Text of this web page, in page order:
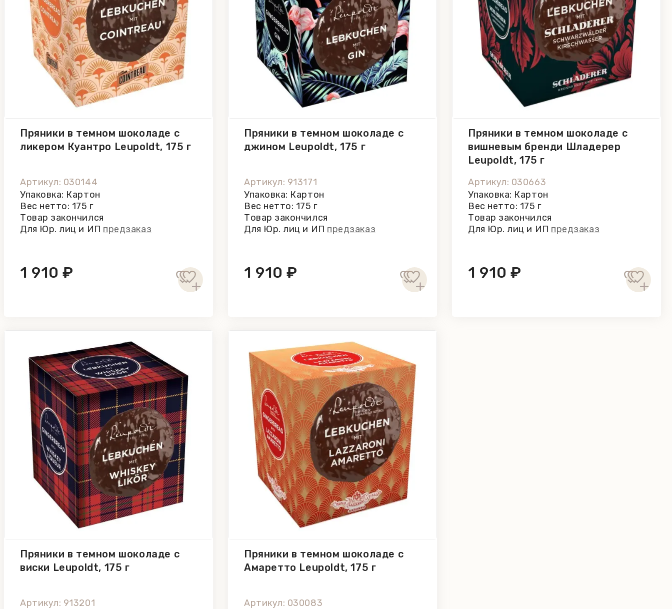
Пряники в темном шоколаде с
ликером Куантро Leupoldt, 175 г
Артикул: 030144
Упаковка: Картон
Вес нетто: 175 г
Товар закончился
Для Юр. лиц и ИП предзаказ
1 910 ₽
Пряники в темном шоколаде с
джином Leupoldt, 175 г
Артикул: 913171
Упаковка: Картон
Вес нетто: 175 г
Товар закончился
Для Юр. лиц и ИП предзаказ
1 910 ₽
Пряники в темном шоколаде с
вишневым бренди Шладерер
Leupoldt, 175 г
Артикул: 030663
Упаковка: Картон
Вес нетто: 175 г
Товар закончился
Для Юр. лиц и ИП предзаказ
1 910 ₽
Пряники в темном шоколаде с
виски Leupoldt, 175 г
Артикул: 913201
Пряники в темном шоколаде с
Амаретто Leupoldt, 175 г
Артикул: 030083